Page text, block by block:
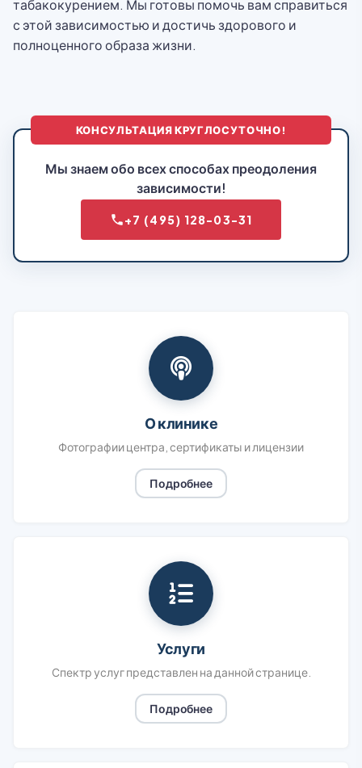
табакокурением. Мы готовы помочь вам справиться
с этой зависимостью и достичь здорового и
полноценного образа жизни.
КОНСУЛЬТАЦИЯ КРУГЛОСУТОЧНО!
Мы знаем обо всех способах преодоления
зависимости!
+7 (495) 128-03-31
О клинике
Фотографии центра, сертификаты и лицензии
Подробнее
Услуги
Спектр услуг представлен на данной странице.
Подробнее